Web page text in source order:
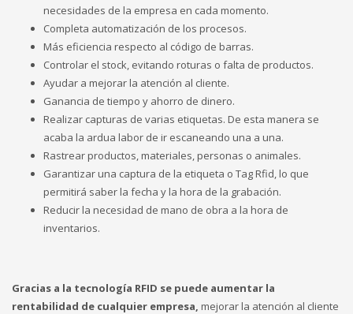
necesidades de la empresa en cada momento.
Completa automatización de los procesos.
Más eficiencia respecto al código de barras.
Controlar el stock, evitando roturas o falta de productos.
Ayudar a mejorar la atención al cliente.
Ganancia de tiempo y ahorro de dinero.
Realizar capturas de varias etiquetas. De esta manera se
acaba la ardua labor de ir escaneando una a una.
Rastrear productos, materiales, personas o animales.
Garantizar una captura de la etiqueta o Tag Rfid, lo que
permitirá saber la fecha y la hora de la grabación.
Reducir la necesidad de mano de obra a la hora de
inventarios.
Gracias a la tecnología RFID se puede aumentar la
rentabilidad de cualquier empresa, mejorar la atención al cliente